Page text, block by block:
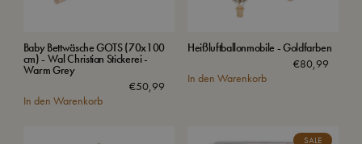
Baby Bettwäsche GOTS (70x100
cm) - Wal Christian Stickerei -
Warm Grey
€50,99
In den Warenkorb
Heißluftballonmobile - Goldfarben
€80,99
In den Warenkorb
SALE